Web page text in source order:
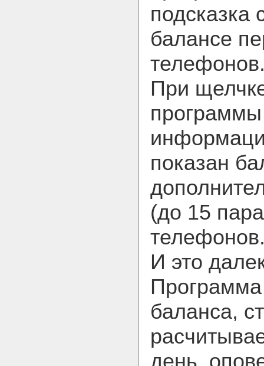
балансе
При
программы
показан
(до 15
И это
баланса,
день,